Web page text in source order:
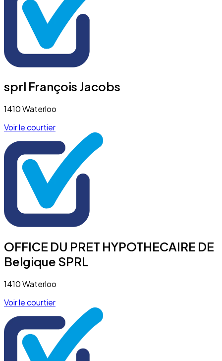
sprl François Jacobs
1410 Waterloo
Voir le courtier
OFFICE DU PRET HYPOTHECAIRE DE
Belgique SPRL
1410 Waterloo
Voir le courtier